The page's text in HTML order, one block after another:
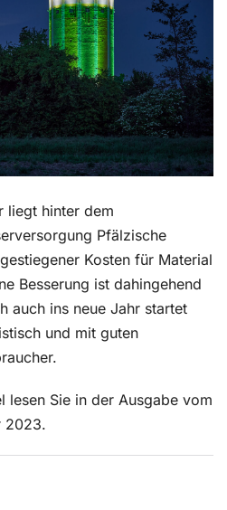
liegt hinter dem
Pfälzische
Kosten für Material
Besserung ist dahingehend
auch ins neue Jahr startet
und mit guten
lesen Sie in der Ausgabe vom
2023.